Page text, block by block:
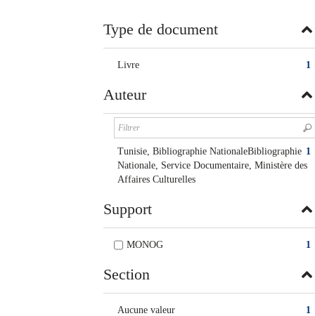
Type de document
1
Livre
Auteur
1
Tunisie, Bibliographie NationaleBibliographie
Nationale, Service Documentaire, Ministère des
Affaires Culturelles
Support
1
MONOG
Section
1
Aucune valeur